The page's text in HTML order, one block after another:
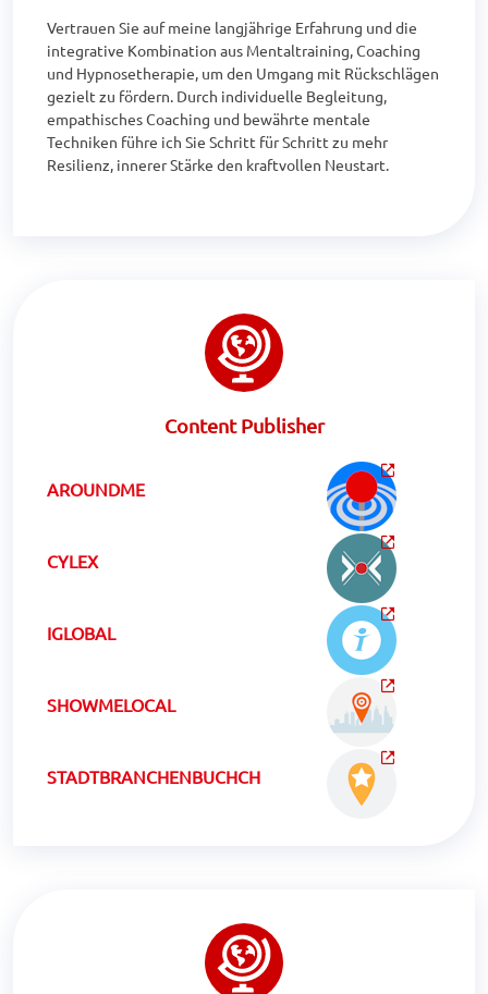
Vertrauen Sie auf meine langjährige Erfahrung und die
integrative Kombination aus Mentaltraining, Coaching
und Hypnosetherapie, um den Umgang mit Rückschlägen
gezielt zu fördern. Durch individuelle Begleitung,
empathisches Coaching und bewährte mentale
Techniken führe ich Sie Schritt für Schritt zu mehr
Resilienz, innerer Stärke den kraftvollen Neustart.
Content Publisher
AROUNDME
CYLEX
IGLOBAL
SHOWMELOCAL
STADTBRANCHENBUCHCH